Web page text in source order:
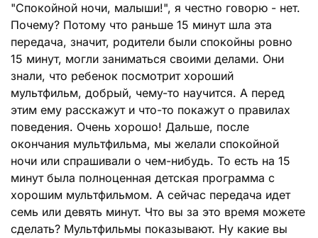
"Спокойной ночи, малыши!", я честно говорю - нет.
Почему? Потому что раньше 15 минут шла эта
передача, значит, родители были спокойны ровно
15 минут, могли заниматься своими делами. Они
знали, что ребенок посмотрит хороший
мультфильм, добрый, чему-то научится. А перед
этим ему расскажут и что-то покажут о правилах
поведения. Очень хорошо! Дальше, после
окончания мультфильма, мы желали спокойной
ночи или спрашивали о чем-нибудь. То есть на 15
минут была полноценная детская программа с
хорошим мультфильмом. А сейчас передача идет
семь или девять минут. Что вы за это время можете
сделать? Мультфильмы показывают. Ну какие вы